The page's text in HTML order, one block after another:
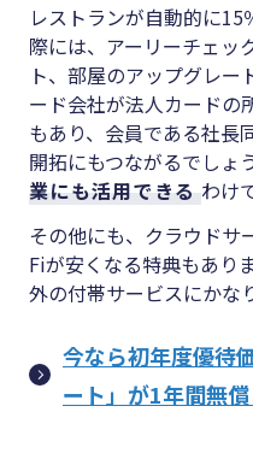
レストランが自動的に
際には、アーリーチェッ
ト、部屋のアップグレー
ード会社が法人カードの
もあり、会員である社長
開拓にもつながるでしょ
業にも活用できる わけ
その他にも、クラウドサ
Fiが安くなる特典もあり
外の付帯サービスにかな
今なら初年度優待
ート」が1年間無償